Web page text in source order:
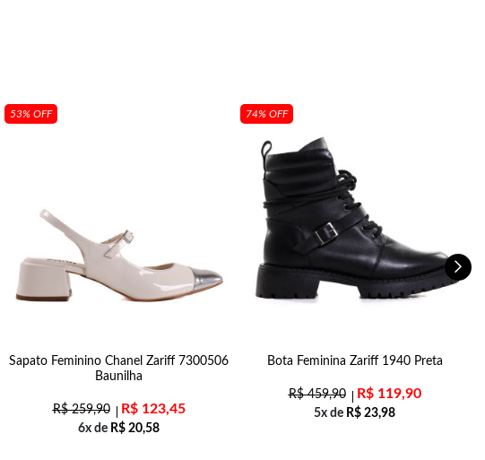
53% OFF
Sapato Feminino Chanel Zariff 7300506
Baunilha
R$259,90 R$123,45
6x de R$ 20,58
74% OFF
Bota Feminina Zariff 1940 Preta
R$459,90 R$119,90
5x de R$ 23,98